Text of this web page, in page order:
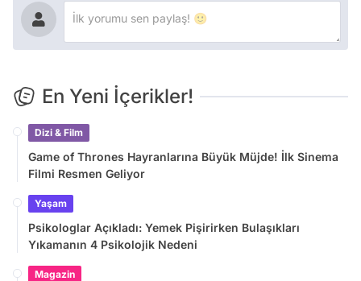
En Yeni İçerikler!
Dizi & Film
Game of Thrones Hayranlarına Büyük Müjde! İlk Sinema
Filmi Resmen Geliyor
Yaşam
Psikologlar Açıkladı: Yemek Pişirirken Bulaşıkları
Yıkamanın 4 Psikolojik Nedeni
Magazin